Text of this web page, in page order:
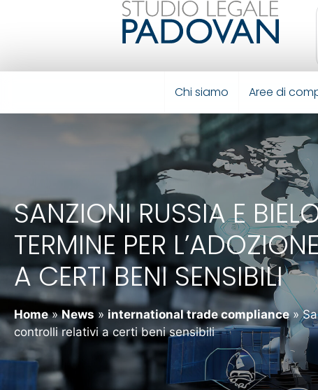
Chi siamo Aree di
SANZIONI RUSSIA E
TERMINE PER
A CERTI BENI SENSIBILI
Home » News » international trade compliance »
controlli relativi a certi beni sensibili